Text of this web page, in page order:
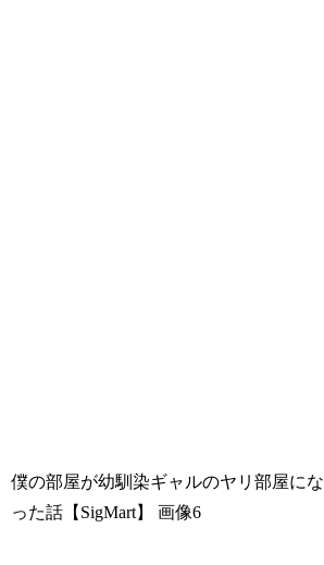
僕の部屋が幼馴染ギャルのヤリ部屋にな
った話【SigMart】
画像6